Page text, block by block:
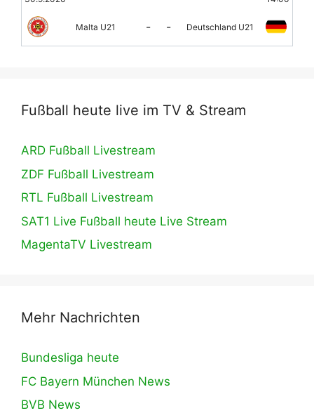
Malta U21 - - Deutschland U21
Fußball heute live im TV & Stream
ARD Fußball Livestream
ZDF Fußball Livestream
RTL Fußball Livestream
SAT1 Live Fußball heute Live Stream
MagentaTV Livestream
Mehr Nachrichten
Bundesliga heute
FC Bayern München News
BVB News